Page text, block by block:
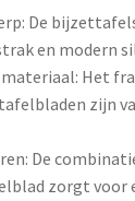
De
en modern
Het
zijn
De
zorgt voor